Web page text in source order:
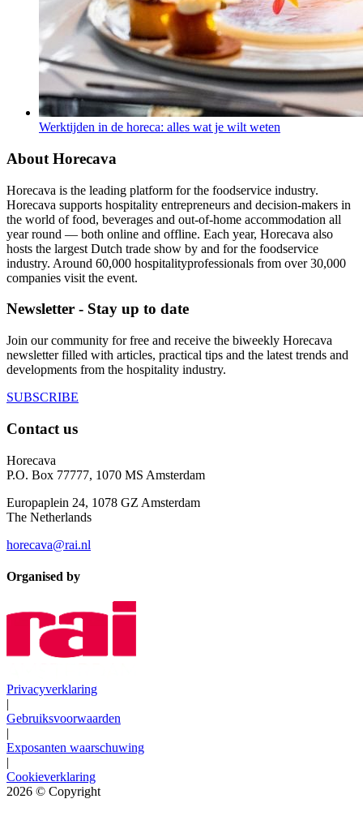
Werktijden in de horeca: alles wat je wilt weten
About Horecava
Horecava is the leading platform for the foodservice industry.
Horecava supports hospitality entrepreneurs and decision-makers in
the world of food, beverages and out-of-home accommodation all
year round — both online and offline. Each year, Horecava also
hosts the largest Dutch trade show by and for the foodservice
industry. Around 60,000 hospitalityprofessionals from over 30,000
companies visit the event.
Newsletter - Stay up to date
Join our community for free and receive the biweekly Horecava
newsletter filled with articles, practical tips and the latest trends and
developments from the hospitality industry.
SUBSCRIBE
Contact us
Horecava
P.O. Box 77777, 1070 MS Amsterdam
Europaplein 24, 1078 GZ Amsterdam
The Netherlands
horecava@rai.nl
Organised by
Privacyverklaring
|
Gebruiksvoorwaarden
|
Exposanten waarschuwing
|
Cookieverklaring
2026 © Copyright